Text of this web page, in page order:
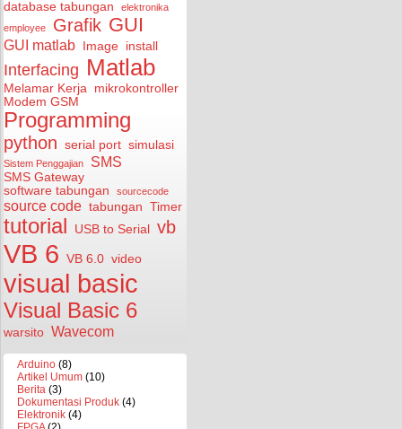
database tabungan
elektronika
employee
Grafik GUI
GUI matlab Image install
Interfacing Matlab
Melamar Kerja mikrokontroller
Modem GSM
Programming
python serial port simulasi
Sistem Penggajian SMS
SMS Gateway
software tabungan
sourcecode
source code tabungan Timer
tutorial USB to Serial vb
VB 6 VB 6.0 video
visual basic
Visual Basic 6
warsito Wavecom
Arduino (8)
Artikel Umum (10)
Berita (3)
Dokumentasi Produk (4)
Elektronik (4)